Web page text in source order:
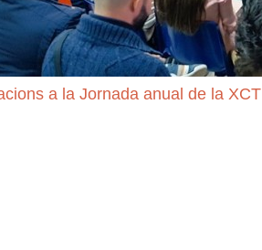
a la Jornada anual de la XCT